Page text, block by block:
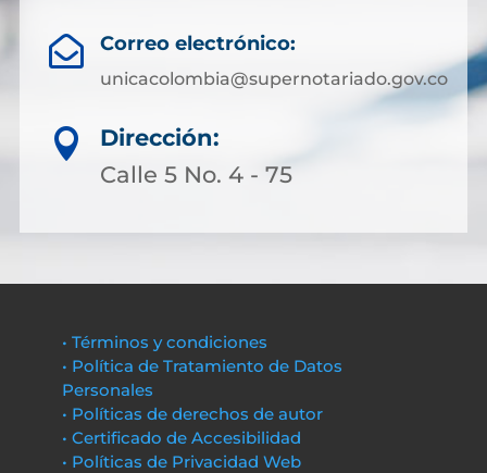
 Correo electrónico:
unicacolombia@supernotariado.gov.co

Dirección:
Calle 5 No. 4 - 75
• Términos y condiciones
• Política de Tratamiento de Datos
Personales
• Políticas de derechos de autor
• Certificado de Accesibilidad
• Políticas de Privacidad Web